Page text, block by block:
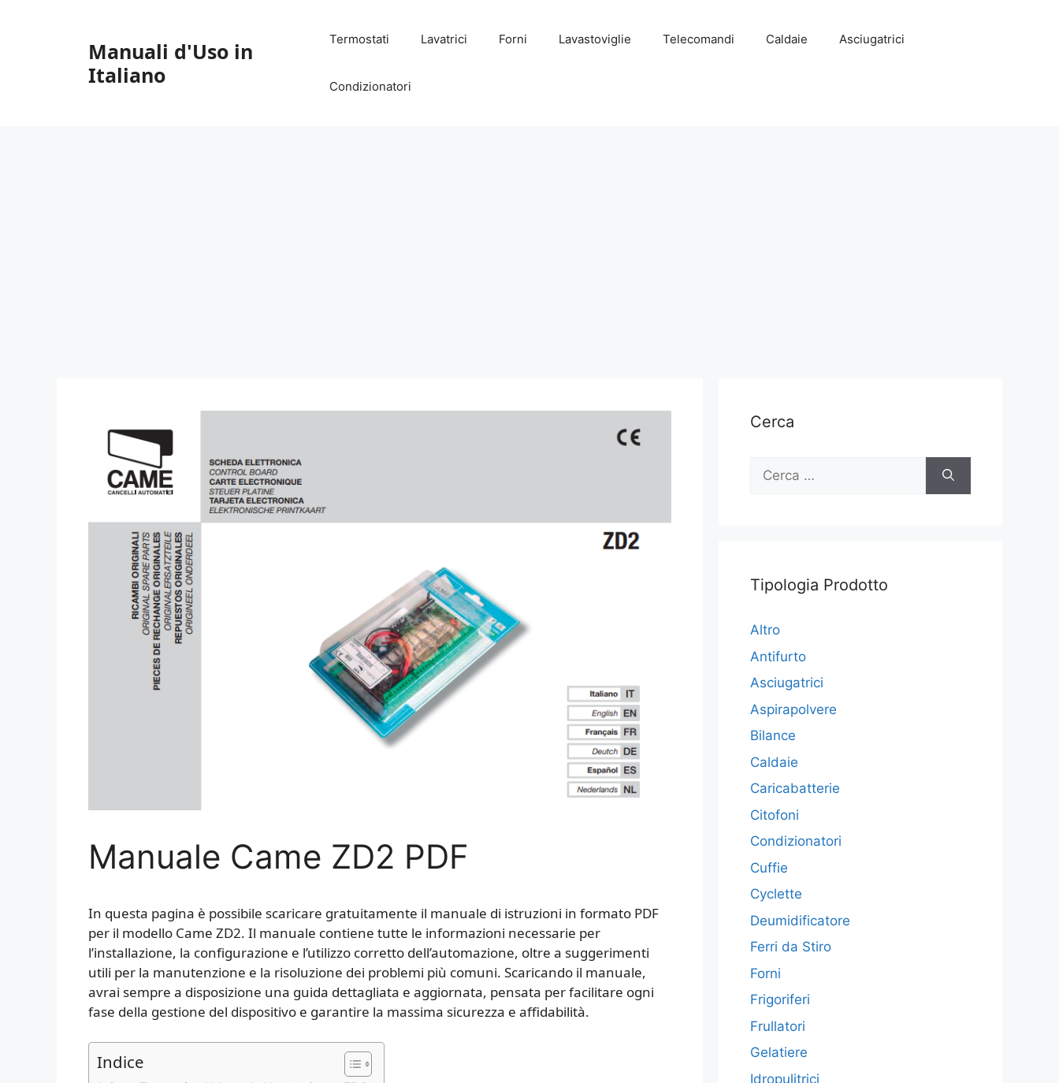
Manuali d'Uso in
Italiano
Termostati Lavatrici Forni Lavastoviglie Telecomandi Caldaie Asciugatrici
Condizionatori
Manuale Came ZD2 PDF
In questa pagina è possibile scaricare gratuitamente il manuale di istruzioni in formato PDF
per il modello Came ZD2. Il manuale contiene tutte le informazioni necessarie per
l’installazione, la configurazione e l’utilizzo corretto dell’automazione, oltre a suggerimenti
utili per la manutenzione e la risoluzione dei problemi più comuni. Scaricando il manuale,
avrai sempre a disposizione una guida dettagliata e aggiornata, pensata per facilitare ogni
fase della gestione del dispositivo e garantire la massima sicurezza e affidabilità.
Indice
Cerca
Ricerca
Tipologia Prodotto
Altro
Antifurto
Asciugatrici
Aspirapolvere
Bilance
Caldaie
Caricabatterie
Citofoni
Condizionatori
Cuffie
Cyclette
Deumidificatore
Ferri da Stiro
Forni
Frigoriferi
Frullatori
Gelatiere
Idropulitrici